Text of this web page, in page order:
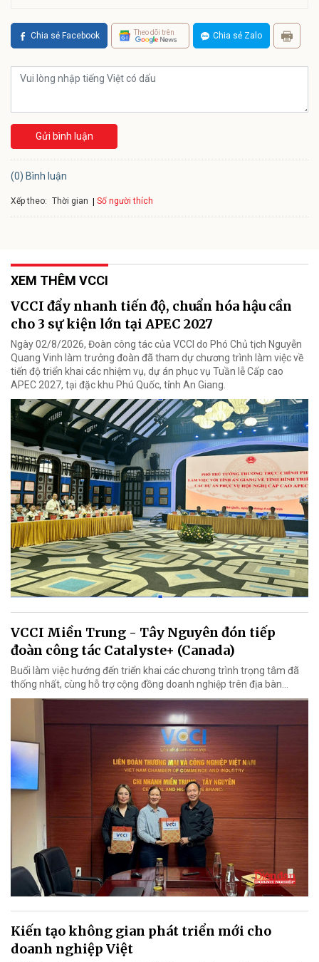
Chia sẻ Facebook Theo dõi trên Chia sẻ Zalo
Gửi bình luận
(0) Bình luận
Xếp theo: Thời gian Số người thích
XEM THÊM VCCI
VCCI đẩy nhanh tiến độ, chuẩn hóa hậu cần
cho 3 sự kiện lớn tại APEC 2027
Ngày 02/8/2026, Đoàn công tác của VCCI do Phó Chủ tịch Nguyễn
Quang Vinh làm trưởng đoàn đã tham dự chương trình làm việc về
tiến độ triển khai các nhiệm vụ, dự án phục vụ Tuần lễ Cấp cao
APEC 2027, tại đặc khu Phú Quốc, tỉnh An Giang.
VCCI Miền Trung - Tây Nguyên đón tiếp
đoàn công tác Catalyste+ (Canada)
Buổi làm việc hướng đến triển khai các chương trình trọng tâm đã
thống nhất, cùng hỗ trợ cộng đồng doanh nghiệp trên địa bàn...
Kiến tạo không gian phát triển mới cho
doanh nghiệp Việt